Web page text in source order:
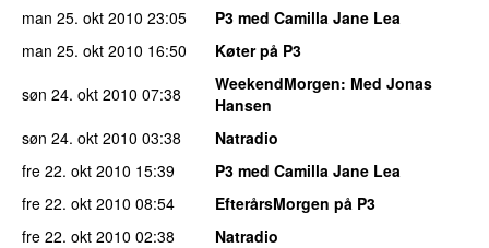
man 25. okt 2010 23:05
P3 med Camilla Jane Lea
man 25. okt 2010 16:50
Køter på P3
søn 24. okt 2010 07:38 WeekendMorgen: Med Jonas
Hansen
søn 24. okt 2010 03:38
Natradio
fre 22. okt 2010 15:39
P3 med Camilla Jane Lea
fre 22. okt 2010 08:54
EfterårsMorgen på P3
fre 22. okt 2010 02:38
Natradio